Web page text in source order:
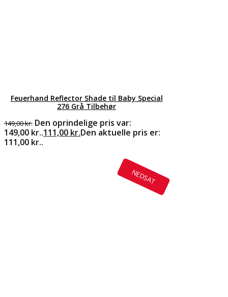
Feuerhand Reflector Shade til Baby Special
276 Grå Tilbehør
149,00kr. Den oprindelige pris var:
149,00 kr..111,00 kr.Den aktuelle pris er:
111,00 kr..
NEDSAT